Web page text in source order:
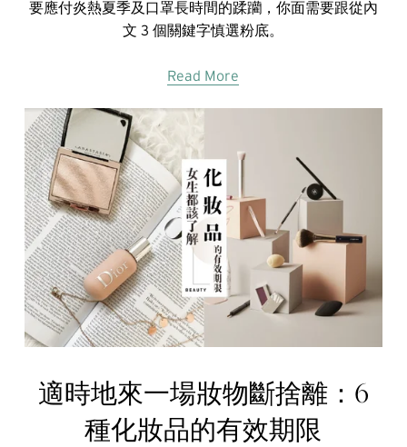
要應付炎熱夏季及口罩長時間的蹂躪，你面需要跟從內
文 3 個關鍵字慎選粉底。
Read More
適時地來一場妝物斷捨離：6
種化妝品的有效期限